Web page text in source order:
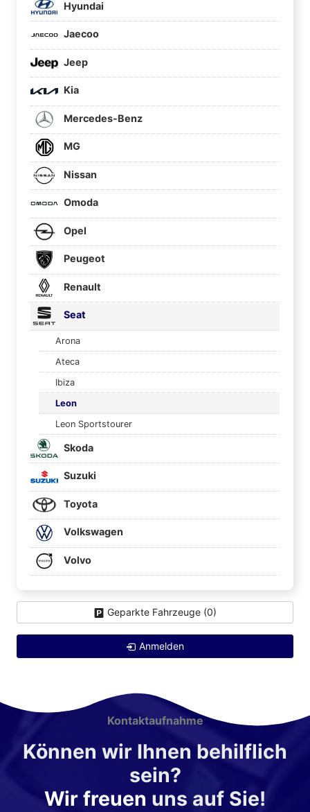
Hyundai
Jaecoo
Jeep
Kia
Mercedes-Benz
MG
Nissan
Omoda
Opel
Peugeot
Renault
Seat
Arona
Ateca
Ibiza
Leon
Leon Sportstourer
Skoda
Suzuki
Toyota
Volkswagen
Volvo
Geparkte Fahrzeuge (0)
Anmelden
Kontaktaufnahme
Können wir Ihnen behilflich
sein?
Wir freuen uns auf Sie!